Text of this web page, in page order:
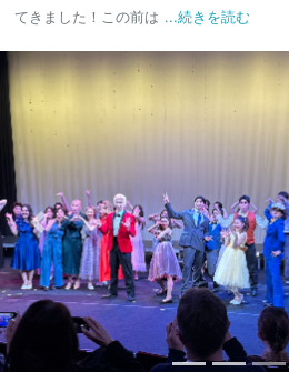
てきました！この前は ...続きを読む